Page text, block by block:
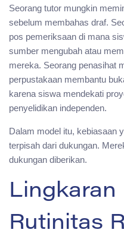
Seorang tutor mungkin
sebelum membahas draf.
pos pemeriksaan di mana
sumber mengubah atau
mereka. Seorang penasihat
perpustakaan membantu
karena siswa mendekati
penyelidikan independen.
Dalam model itu, kebiasaan
terpisah dari dukungan.
dukungan diberikan.
Lingkaran
Rutinitas